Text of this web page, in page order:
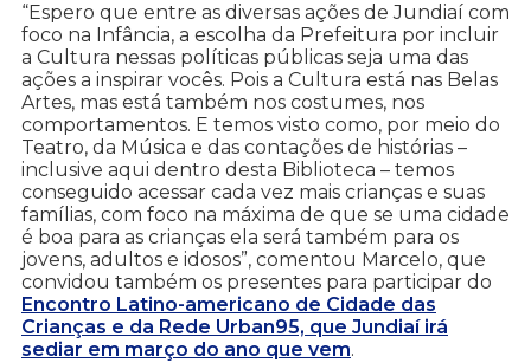
“Espero que entre as diversas ações de Jundiaí com
foco na Infância, a escolha da Prefeitura por incluir
a Cultura nessas políticas públicas seja uma das
ações a inspirar vocês. Pois a Cultura está nas Belas
Artes, mas está também nos costumes, nos
comportamentos. E temos visto como, por meio do
Teatro, da Música e das contações de histórias –
inclusive aqui dentro desta Biblioteca – temos
conseguido acessar cada vez mais crianças e suas
famílias, com foco na máxima de que se uma cidade
é boa para as crianças ela será também para os
jovens, adultos e idosos”, comentou Marcelo, que
convidou também os presentes para participar do
Encontro Latino-americano de Cidade das
Crianças e da Rede Urban95, que Jundiaí irá
sediar em março do ano que vem.